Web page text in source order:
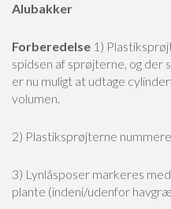
Alubakker
Forberedelse 1)
spidsen af sprøjterne, og der
er nu muligt at udtage
volumen.
2) Plastiksprøjterne
3) Lynlåsposer markeres
plante (indeni/udenfor